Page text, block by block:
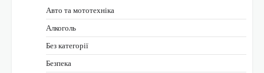
Авто та мототехніка
Алкоголь
Без категорії
Безпека